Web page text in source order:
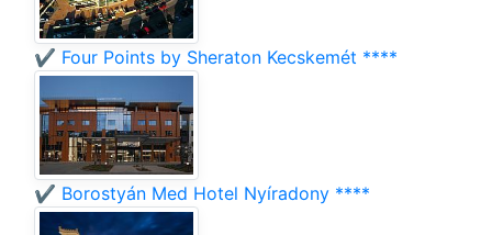
✔️ Four Points by Sheraton Kecskemét ****
✔️ Borostyán Med Hotel Nyíradony ****